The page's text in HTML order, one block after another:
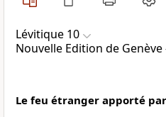
Lévitique 10
Nouvelle Edition de Genève
Le feu étranger apporté